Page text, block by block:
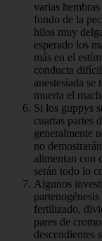
varias
fondo de la
hilos muy
esperado los
más en el
conducta
anestesiada
muerta el
Si los guppys
cuartas partes
generalmente
no
alimentan con
serán todo lo
Algunos
fertilizado,
pares de
descendientes